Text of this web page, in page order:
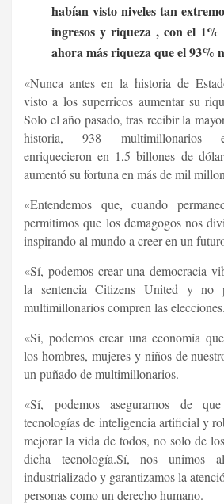
habían visto niveles tan
ingresos y riqueza , con el 1%
ahora más riqueza que el 93%
«Nunca antes en la historia de
visto a los superricos aumentar su
Solo el año pasado, tras recibir la
historia, 938 multimillonarios
enriquecieron en 1,5 billones de
aumentó su fortuna en más de mil
«Entendemos que, cuando
permitimos que los demagogos nos
inspirando al mundo a creer en un
«Sí, podemos crear una democracia
la sentencia Citizens United y no
multimillonarios compren las elecciones.
«Sí, podemos crear una economía
los hombres, mujeres y niños de
un puñado de multimillonarios.
«Sí, podemos asegurarnos de
tecnologías de inteligencia artificial y
mejorar la vida de todos, no solo de
dicha tecnología.Sí, nos unimos
industrializado y garantizamos la
personas como un derecho humano.